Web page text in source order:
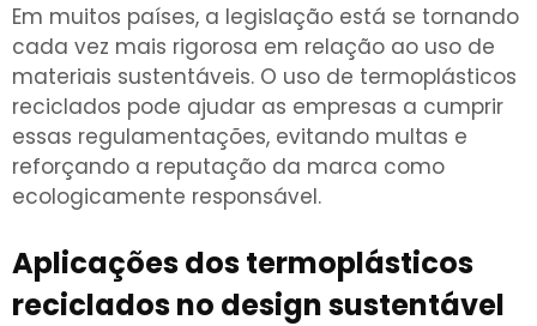
Em muitos países, a legislação está se tornando
cada vez mais rigorosa em relação ao uso de
materiais sustentáveis. O uso de termoplásticos
reciclados pode ajudar as empresas a cumprir
essas regulamentações, evitando multas e
reforçando a reputação da marca como
ecologicamente responsável.
Aplicações dos termoplásticos
reciclados no design sustentável